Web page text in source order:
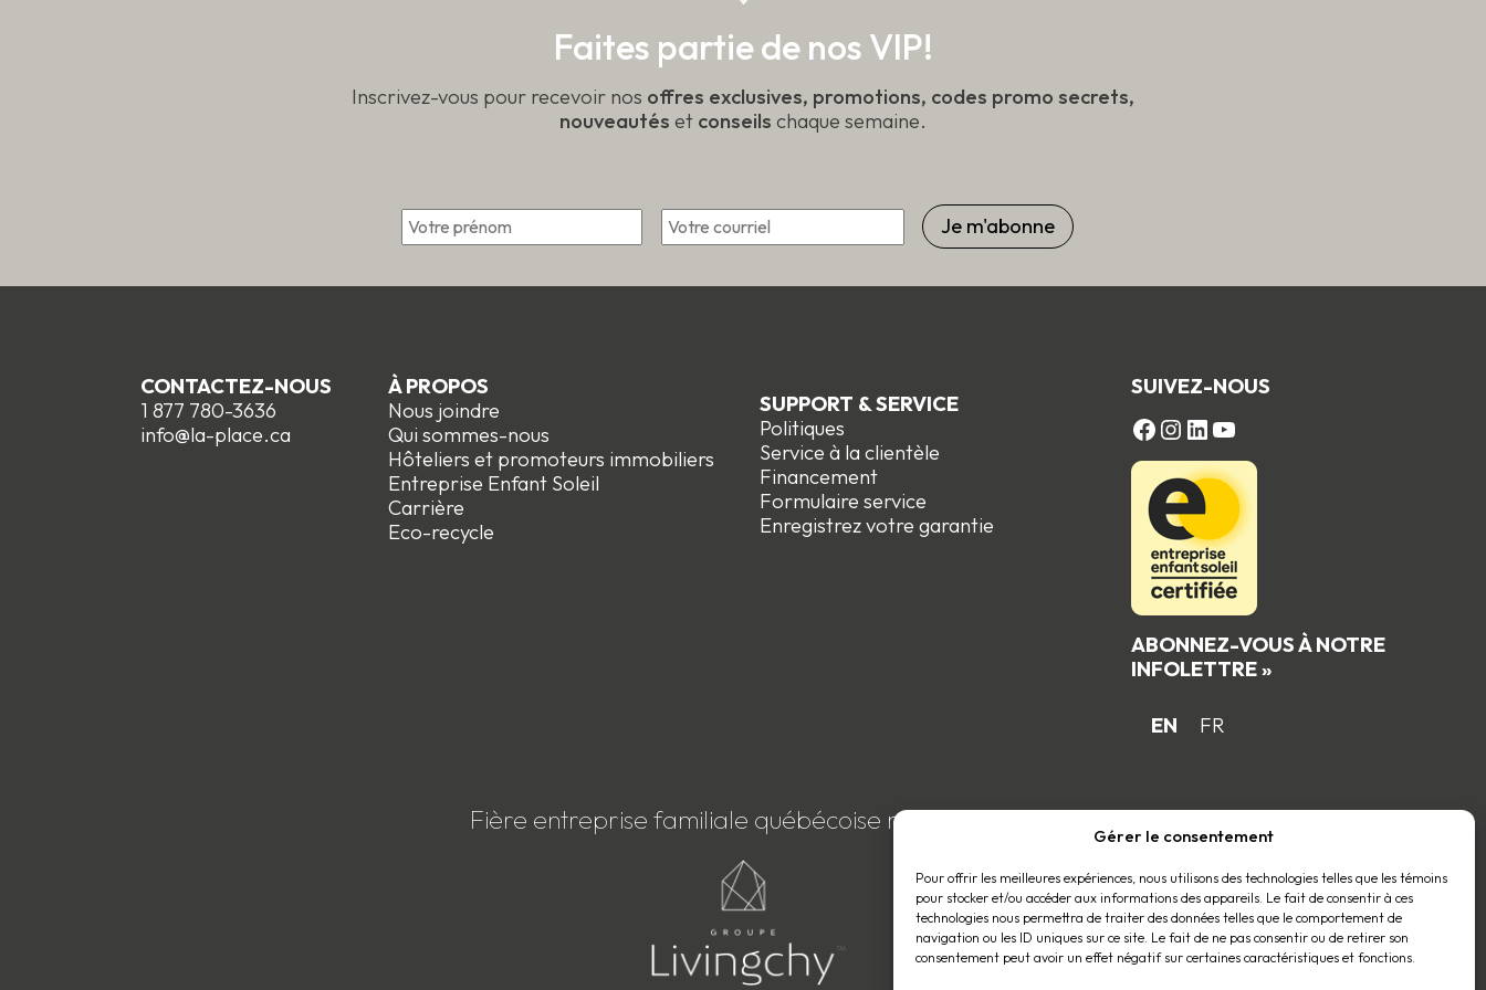
Gérer le consentement
Pour offrir les meilleures expériences, nous utilisons des technologies telles que les témoins
pour stocker et/ou accéder aux informations des appareils. Le fait de consentir à ces
technologies nous permettra de traiter des données telles que le comportement de
navigation ou les ID uniques sur ce site. Le fait de ne pas consentir ou de retirer son
consentement peut avoir un effet négatif sur certaines caractéristiques et fonctions.
Faites partie de nos VIP!
Inscrivez-vous pour recevoir nos offres exclusives, promotions, codes promo secrets,
nouveautés et conseils chaque semaine.
Prénom
CONTACTEZ-NOUS
1 877 780-3636
info@la-place.ca
À PROPOS
Nous joindre
Qui sommes-nous
Hôteliers et promoteurs immobiliers
Entreprise Enfant Soleil
Carrière
Eco-recycle
SUPPORT & SERVICE
Politiques
Service à la clientèle
Financement
Formulaire service
Enregistrez votre garantie
SUIVEZ-NOUS
FACEBOOK
Instagram
LinkedIn
YouTube
ABONNEZ-VOUS À NOTRE
INFOLETTRE »
EN FR
Fière entreprise familiale québécoise membre du